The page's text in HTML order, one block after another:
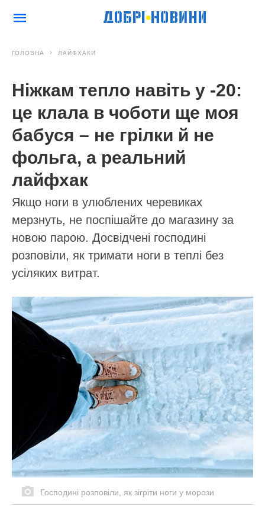
ГОЛОВНА ЛАЙФХАКИ
Ніжкам тепло навіть у -20:
це клала в чоботи ще моя
бабуся – не грілки й не
фольга, а реальний
лайфхак
Якщо ноги в улюблених черевиках
мерзнуть, не поспішайте до магазину за
новою парою. Досвідчені господині
розповіли, як тримати ноги в теплі без
усіляких витрат.
Господині розповіли, як зігріти ноги у морози